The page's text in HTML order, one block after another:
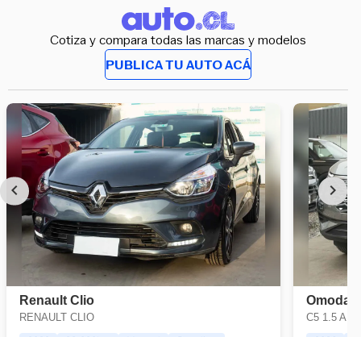
Cotiza y compara todas las marcas y modelos
PUBLICA TU AUTO ACÁ